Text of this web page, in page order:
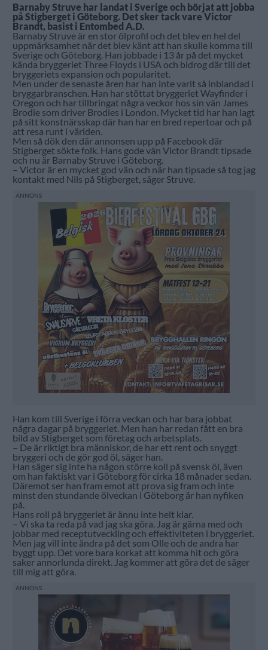
Barnaby Struve har landat i Sverige och börjat att jobba
på Stigberget i Göteborg. Det sker tack vare Victor
Brandt, basist i Entombed A.D.
Barnaby Struve är en stor ölprofil och det blev en hel del
uppmärksamhet när det blev känt att han skulle komma till
Sverige och Göteborg. Han jobbade i 13 år på det mycket
kända bryggeriet Three Floyds i USA och bidrog där till det
bryggeriets expansion och popularitet.
Men under de senaste åren har han inte varit så inblandad i
bryggarbranschen. Han har stöttat bryggeriet Wayfinder i
Oregon och har tillbringat några veckor hos sin vän James
Brodie som driver Brodies i London. Mycket tid har han lagt
på sitt konstnärsskap där han har en bred repertoar och på
att resa runt i världen.
Men så dök den där annonsen upp på Facebook där
Stigberget sökte folk. Hans gode vän Victor Brandt tipsade
och nu är Barnaby Struve i Göteborg.
– Victor är en mycket god vän och när han tipsade så tog jag
kontakt med Nils på Stigberget, säger Struve.
Han kom till Sverige i förra veckan och har bara jobbat
några dagar på bryggeriet. Men han har redan fått en bra
bild av Stigberget som företag och arbetsplats.
– De är riktigt bra människor, de har ett rent och snyggt
bryggeri och de gör god öl, säger han.
Han säger sig inte ha någon större koll på svensk öl, även
om han faktiskt var i Göteborg för cirka 18 månader sedan.
Däremot ser han fram emot att prova sig fram och inte
minst den stundande ölveckan i Göteborg är han nyfiken
på.
Hans roll på bryggeriet är ännu inte helt klar.
– Vi ska ta reda på vad jag ska göra. Jag är gärna med och
jobbar med receptutveckling och effektiviteten i bryggeriet.
Men jag vill inte ändra på det som Olle och de andra har
byggt upp. Det vore bara korkat att komma hit och göra
saker annorlunda direkt. Jag kommer att göra det de säger
till mig att göra.